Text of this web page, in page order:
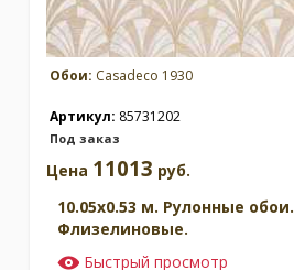
Обои: Casadeco 1930
Артикул: 85731202
Под заказ
Цена 11013 руб.
10.05x0.53 м. Рулонные обои.
Флизелиновые.
Быстрый просмотр